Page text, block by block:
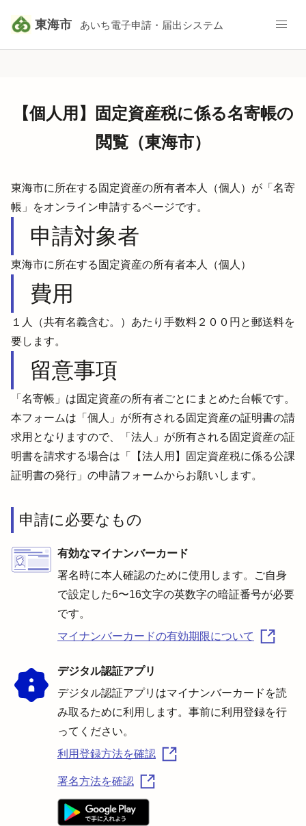
東海市 あいち電子申請・届出システム
【個人用】固定資産税に係る名寄帳の
閲覧（東海市）
東海市に所在する固定資産の所有者本人（個人）が「名寄
帳」をオンライン申請するページです。
申請対象者
東海市に所在する固定資産の所有者本人（個人）
費用
１人（共有名義含む。）あたり手数料２００円と郵送料を
要します。
留意事項
「名寄帳」は固定資産の所有者ごとにまとめた台帳です。
本フォームは「個人」が所有される固定資産の証明書の請
求用となりますので、「法人」が所有される固定資産の証
明書を請求する場合は「【法人用】固定資産税に係る公課
証明書の発行」の申請フォームからお願いします。
申請に必要なもの
有効なマイナンバーカード
署名時に本人確認のために使用します。ご自身
で設定した6〜16文字の英数字の暗証番号が必要
です。
マイナンバーカードの有効期限について
デジタル認証アプリ
デジタル認証アプリはマイナンバーカードを読
み取るために利用します。事前に利用登録を行
ってください。
利用登録方法を確認
署名方法を確認